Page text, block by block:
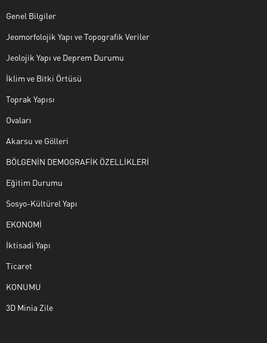
Genel Bilgiler
Jeomorfolojik Yapı ve Topografik Veriler
Jeolojik Yapı ve Deprem Durumu
İklim ve Bitki Örtüsü
Toprak Yapısı
Ovaları
Akarsu ve Gölleri
BÖLGENİN DEMOGRAFİK ÖZELLİKLERİ
Eğitim Durumu
Sosyo-Kültürel Yapı
EKONOMİ
İktisadi Yapı
Ticaret
KONUMU
3D Minia Zile